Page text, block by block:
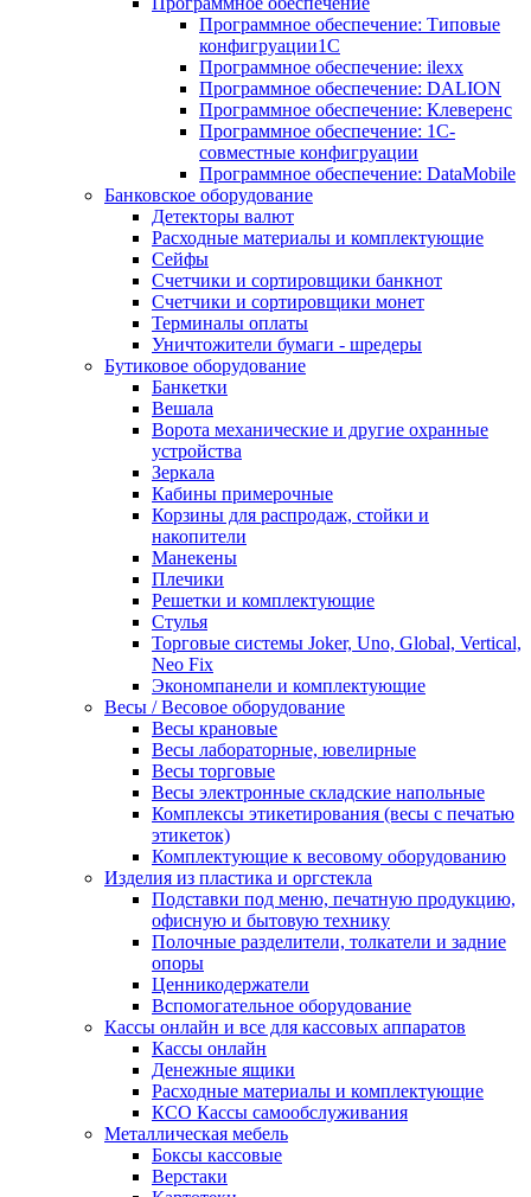
Программное обеспечение: Типовые
конфигруации1С
Программное обеспечение: ilexx
Программное обеспечение: DALION
Программное обеспечение: Клеверенс
Программное обеспечение: 1С-
совместные конфигруации
Программное обеспечение: DataMobile
Банковское оборудование
Детекторы валют
Расходные материалы и комплектующие
Сейфы
Счетчики и сортировщики банкнот
Счетчики и сортировщики монет
Терминалы оплаты
Уничтожители бумаги - шредеры
Бутиковое оборудование
Банкетки
Вешала
Ворота механические и другие охранные
устройства
Зеркала
Кабины примерочные
Корзины для распродаж, стойки и
накопители
Манекены
Плечики
Решетки и комплектующие
Стулья
Торговые системы Joker, Uno, Global, Vertical,
Neo Fix
Экономпанели и комплектующие
Весы / Весовое оборудование
Весы крановые
Весы лабораторные, ювелирные
Весы торговые
Весы электронные складские напольные
Комплексы этикетирования (весы с печатью
этикеток)
Комплектующие к весовому оборудованию
Изделия из пластика и оргстекла
Подставки под меню, печатную продукцию,
офисную и бытовую технику
Полочные разделители, толкатели и задние
опоры
Ценникодержатели
Вспомогательное оборудование
Кассы онлайн и все для кассовых аппаратов
Кассы онлайн
Денежные ящики
Расходные материалы и комплектующие
КСО Кассы самообслуживания
Металлическая мебель
Боксы кассовые
Верстаки